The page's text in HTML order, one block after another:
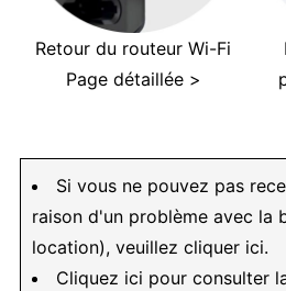
Retour du routeur Wi-Fi
Page détaillée >
Si vous ne pouvez pas
raison d'un problème avec la
location), veuillez cliquer ici.
Cliquez ici pour consulter